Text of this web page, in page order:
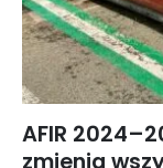
AFIR
zmienia